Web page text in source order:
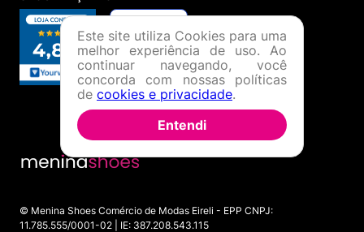
© Menina Shoes Comércio de Modas Eireli - EPP CNPJ:
11.785.555/0001-02 | IE: 387.208.543.115
Este site utiliza Cookies para uma
melhor experiência de uso. Ao
continuar navegando, você
concorda com nossas políticas
de cookies e privacidade.
Entendi